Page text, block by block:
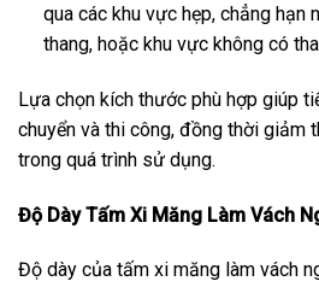
qua các khu vực hẹp, chẳng hạn
thang, hoặc khu vực không có
Lựa chọn kích thước phù hợp giúp
chuyển và thi công, đồng thời giảm
trong quá trình sử dụng.
Độ Dày Tấm Xi Măng Làm Vách
Độ dày của tấm xi măng làm vách